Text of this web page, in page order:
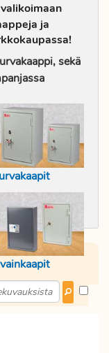
muuta arvo-
useita kokoja.
ja
alustaan. Lisää
säilytystä
tai
hinta, nopea
yli 140 €
toimitamme
raskaita
kassakaappeja.
ja
sekä